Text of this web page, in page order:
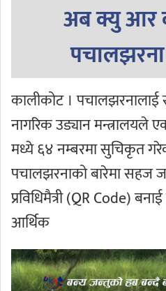
अब क्यु आर
पचालझरना
कालीकोट । पचालझरनालाई
नागरिक उड्यान मन्त्रालयले
मध्ये ६४ नम्बरमा सुचिकृत
पचालझरनाको बारेमा सहज
प्रविधिमैत्री (QR Code)
आर्थिक